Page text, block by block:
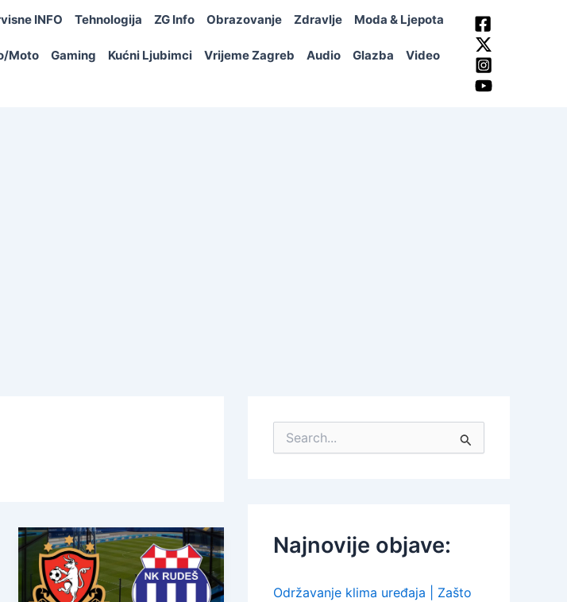
INFO Tehnologija ZG Info Obrazovanje Zdravlje Moda & Ljepota
Moto Gaming Kućni Ljubimci Vrijeme Zagreb Audio Glazba Video
o
rNajnovije objave:
Održavanje klima uređaja | Zašto